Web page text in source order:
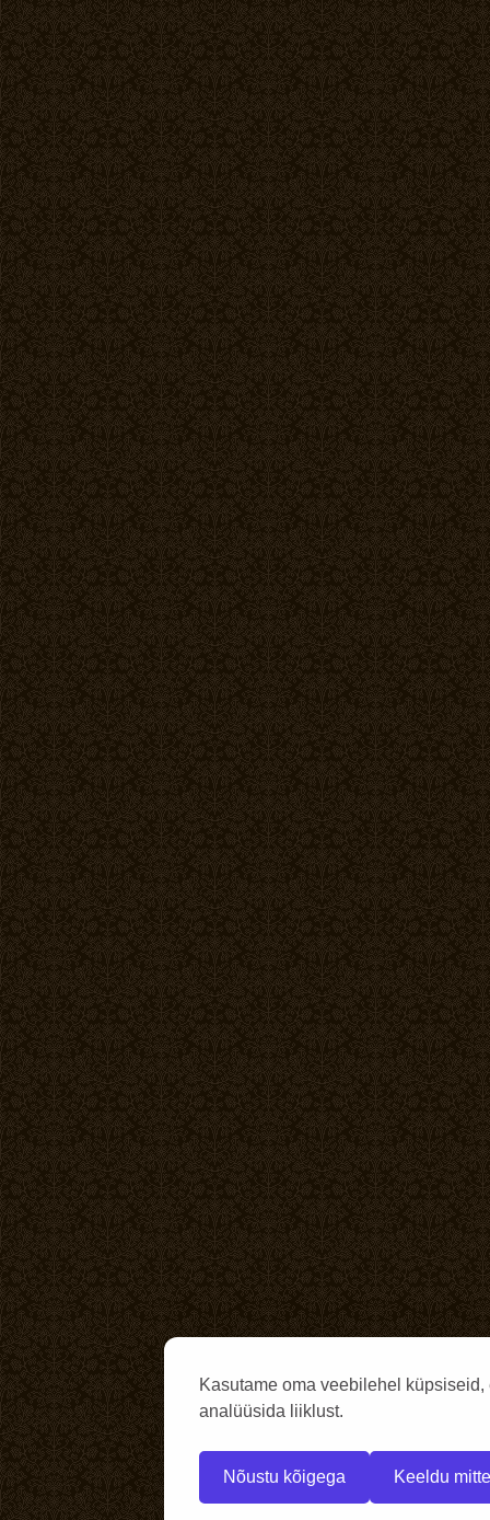
Kasutame oma veebilehel
analüüsida liiklust.
Nõustu kõigega Keeldu